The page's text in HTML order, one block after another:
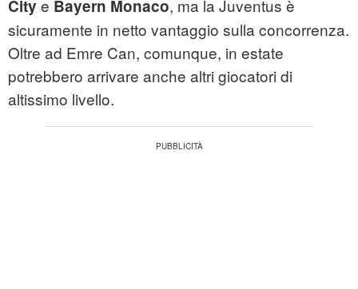
City e Bayern Monaco, ma la Juventus è
sicuramente in netto vantaggio sulla concorrenza.
Oltre ad Emre Can, comunque, in estate
potrebbero arrivare anche altri giocatori di
altissimo livello.